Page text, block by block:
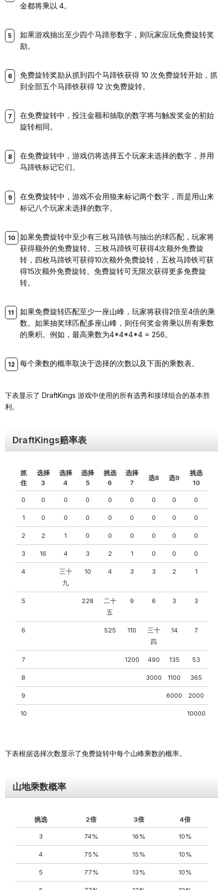
金都将乘以 4。
如果游戏抽出至少四个马蹄形数字，则玩家应玩免费旋转奖
励。
免费旋转奖励从抓到四个马蹄铁获得 10 次免费旋转开始，抓
到全部五个马蹄铁获得 12 次免费旋转。
在免费旋转中，投注金额和抽取的数字将与触发奖金的初始
旋转相同。
在免费旋转中，游戏仍将选择五个玩家未选择的数字，并用
马蹄铁标记它们。
在免费旋转中，游戏不会用狼来标记两个数字，而是用山来
标记八个玩家未选择的数字。
如果免费旋转中至少有三枚马蹄铁与抽出的球匹配，玩家将
获得额外的免费旋转。三枚马蹄铁可获得4次额外免费旋
转，四枚马蹄铁可获得10次额外免费旋转，五枚马蹄铁可获
得15次额外免费旋转。免费旋转可无限次获得更多免费旋
转。
如果免费旋转匹配至少一座山峰，玩家将获得2倍至4倍的乘
数。如果抽奖球匹配多座山峰，则任何奖金将乘以所有乘数
的乘积。例如，最高乘数为4*4*4*4 = 256。
每个乘数的概率取决于选择的次数以及下面的乘数表。
下表显示了 DraftKings 游戏中使用的所有选秀和接球组合的基本胜
利。
DraftKings赔率表
抓
住
选择
3
选择
4
选择
5
挑选
6
选择
7
选8 选9
挑选
10
0 0 0 0 0 0 0 0 0
1 0 0 0 0 0 0 0 0
2 2 1 0 0 0 0 0 0
3 16 4 3 2 1 0 0 0
4
三十
九
10 4 3 3 2 1
5 228
二十
五
9 6 3 3
6 525 110
三十
四
14 7
7 1200 490 135 53
8 3000 1100 365
9 6000 2000
10 10000
下表根据选择次数显示了免费旋转中每个山峰乘数的概率。
山地乘数概率
挑选 2倍 3倍 4倍
3 74% 16% 10%
4 75% 15% 10%
5 77% 13% 10%